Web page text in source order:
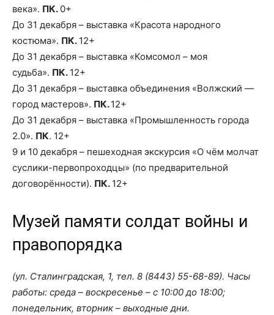
века». ПК. 0+
До 31 декабря – выставка «Красота народного
костюма». ПК. 12+
До 31 декабря – выставка «Комсомол – моя
судьба». ПК. 12+
До 31 декабря – выставка объединения «Волжский —
город мастеров». ПК.12+
До 31 декабря – выставка «Промышленность города
2.0». ПК. 12+
9 и 10 декабря – пешеходная экскурсия «О чём молчат
суслики-первопроходцы» (по предварительной
договорённости). ПК. 12+
Музей памяти солдат войны и
правопорядка
(ул. Сталинградская, 1, тел. 8 (8443) 55-68-89). Часы
работы: среда – воскресенье – с 10:00 до 18:00;
понедельник, вторник – выходные дни.